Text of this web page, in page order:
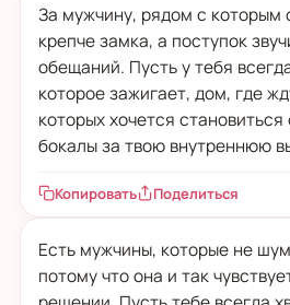
За мужчину, рядом с которым
крепче замка, а поступок
обещаний. Пусть у тебя
которое зажигает, дом, где
которых хочется
бокалы за твою внутреннюю
Копировать Поделиться
Есть мужчины, которые не
потому что она и так